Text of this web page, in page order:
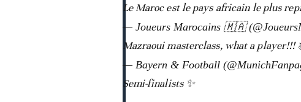
Le Maroc est le pays africain le plus
— Joueurs Marocains 🇲🇦
Mazraoui masterclass, what a
— Bayern & Football
Semi-finalists ✨